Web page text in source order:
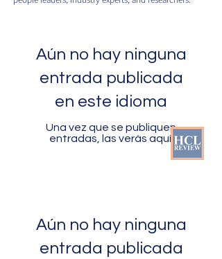
Aún no hay ninguna
entrada publicada
en este idioma
Una vez que se publiquen
entradas, las verás aquí.
Aún no hay ninguna
entrada publicada